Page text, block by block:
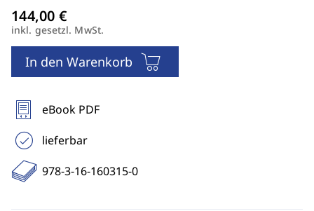
inkl. gesetzl. MwSt.
In den Warenkorb
eBook PDF
lieferbar
978-3-16-160315-0